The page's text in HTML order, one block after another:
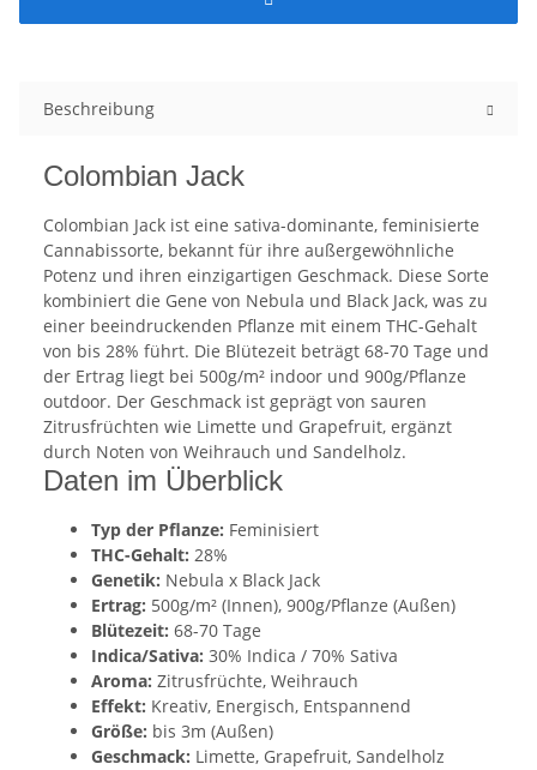
Beschreibung
Colombian Jack
Colombian Jack ist eine sativa-dominante, feminisierte
Cannabissorte, bekannt für ihre außergewöhnliche
Potenz und ihren einzigartigen Geschmack. Diese Sorte
kombiniert die Gene von Nebula und Black Jack, was zu
einer beeindruckenden Pflanze mit einem THC-Gehalt
von bis 28% führt. Die Blütezeit beträgt 68-70 Tage und
der Ertrag liegt bei 500g/m² indoor und 900g/Pflanze
outdoor. Der Geschmack ist geprägt von sauren
Zitrusfrüchten wie Limette und Grapefruit, ergänzt
durch Noten von Weihrauch und Sandelholz.
Daten im Überblick
Typ der Pflanze: Feminisiert
THC-Gehalt: 28%
Genetik: Nebula x Black Jack
Ertrag: 500g/m² (Innen), 900g/Pflanze (Außen)
Blütezeit: 68-70 Tage
Indica/Sativa: 30% Indica / 70% Sativa
Aroma: Zitrusfrüchte, Weihrauch
Effekt: Kreativ, Energisch, Entspannend
Größe: bis 3m (Außen)
Geschmack: Limette, Grapefruit, Sandelholz